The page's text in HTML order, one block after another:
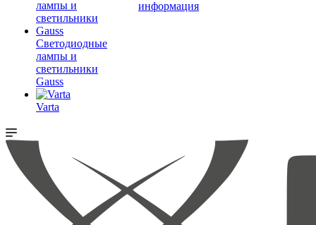
Светодиодные
лампы и
светильники
Gauss
Varta
информация